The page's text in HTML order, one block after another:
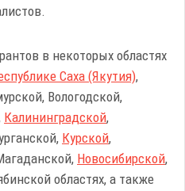
в некоторых областях
Саха (Якутия),
Вологодской,
Калининградской,
Курской,
Новосибирской,
областях, а также